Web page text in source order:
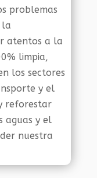
problemas
la
atentos a la
limpia,
los sectores
y el
reforestar
aguas y el
nuestra